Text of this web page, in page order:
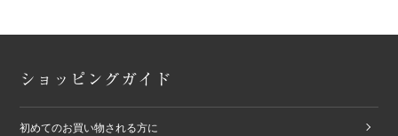
ショッピングガイド
初めてのお買い物される方に